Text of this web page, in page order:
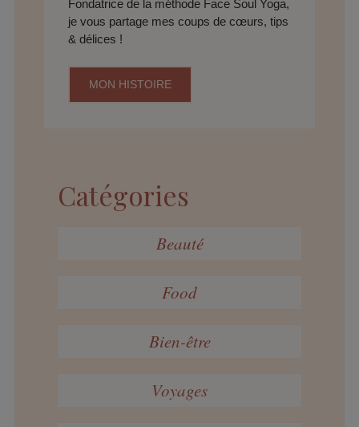
Fondatrice de la méthode Face Soul Yoga,
je vous partage mes coups de cœurs, tips
& délices !
MON HISTOIRE
Catégories
Beauté
Food
Bien-être
Voyages